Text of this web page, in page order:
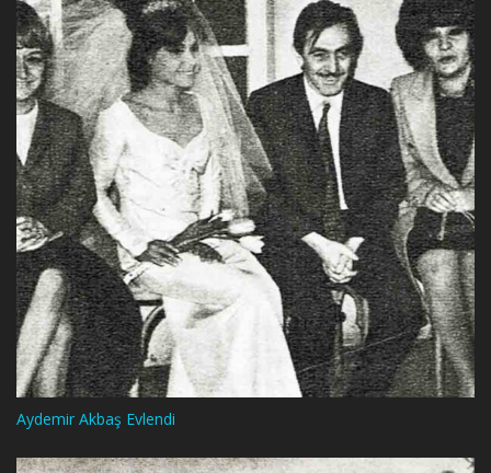
Aydemir Akbaş Evlendi